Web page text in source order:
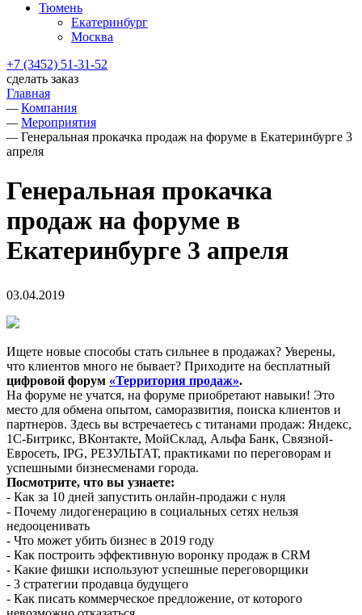
Тюмень
Екатеринбург
Москва
+7 (3452) 51-31-52
сделать заказ
Главная
— Компания
— Мероприятия
— Генеральная прокачка продаж на форуме в Екатеринбурге 3
апреля
Генеральная прокачка
продаж на форуме в
Екатеринбурге 3 апреля
03.04.2019
Ищете новые способы стать сильнее в продажах? Уверены,
что клиентов много не бывает? Приходите на бесплатный
цифровой форум «Территория продаж».
На форуме не учатся, на форуме приобретают навыки! Это
место для обмена опытом, саморазвития, поиска клиентов и
партнеров. Здесь вы встречаетесь с титанами продаж: Яндекс,
1С-Битрикс, ВКонтакте, МойСклад, Альфа Банк, Связной-
Евросеть, IPG, РЕЗУЛЬТАТ, практиками по переговорам и
успешными бизнесменами города.
Посмотрите, что вы узнаете:
- Как за 10 дней запустить онлайн-продажи с нуля
- Почему лидогенерацию в социальных сетях нельзя
недооценивать
- Что может убить бизнес в 2019 году
- Как построить эффективную воронку продаж в CRM
- Какие фишки используют успешные переговорщики
- 3 стратегии продавца будущего
- Как писать коммерческое предложение, от которого